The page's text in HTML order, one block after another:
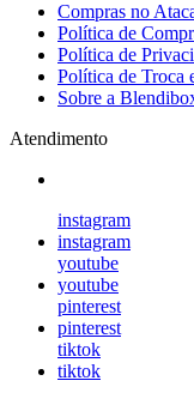
Compras no
Política de
Política de
Política de Troca
Sobre a
Atendimento
instagram
instagram
youtube
youtube
pinterest
pinterest
tiktok
tiktok